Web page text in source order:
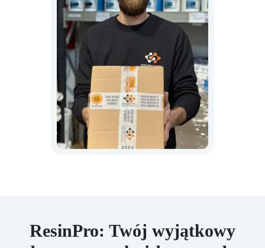
ResinPro: Twój wyjątkowy